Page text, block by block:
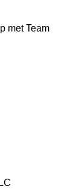
met Team